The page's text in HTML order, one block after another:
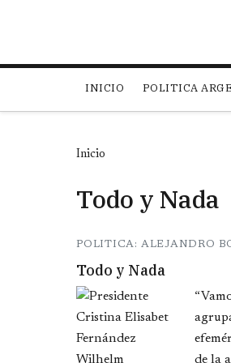
INICIO POLITICA
Inicio
Todo y Nada
POLITICA: ALEJANDRO
Todo y Nada
de la